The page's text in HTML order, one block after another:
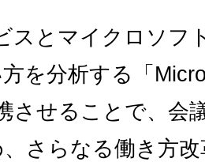
スとマイクロソフ
を分析する「
させることで、会
さらなる働き方